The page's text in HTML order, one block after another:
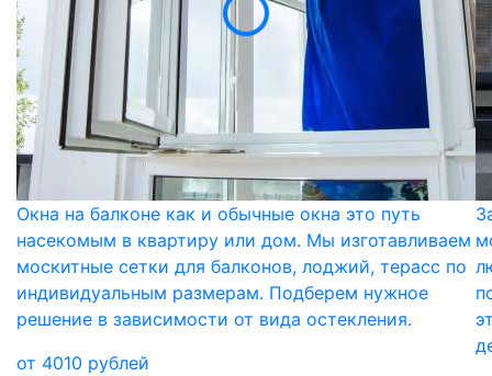
Окна на балконе как и обычные окна это путь
насекомым в квартиру или дом. Мы изготавливаем
москитные сетки для балконов, лоджий, терасс по
индивидуальным размерам. Подберем нужное
решение в зависимости от вида остекления.
от 4010 рублей